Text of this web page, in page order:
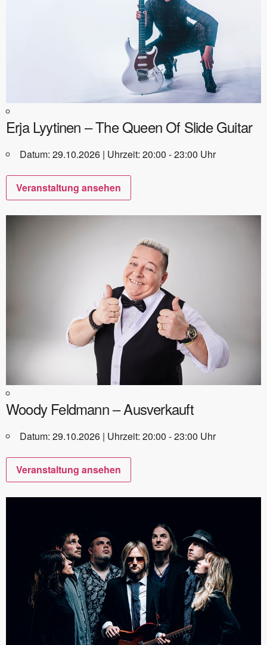
Erja Lyytinen – The Queen Of Slide Guitar
Datum: 29.10.2026 | Uhrzeit: 20:00 - 23:00 Uhr
Veranstaltung ansehen
Woody Feldmann – Ausverkauft
Datum: 29.10.2026 | Uhrzeit: 20:00 - 23:00 Uhr
Veranstaltung ansehen